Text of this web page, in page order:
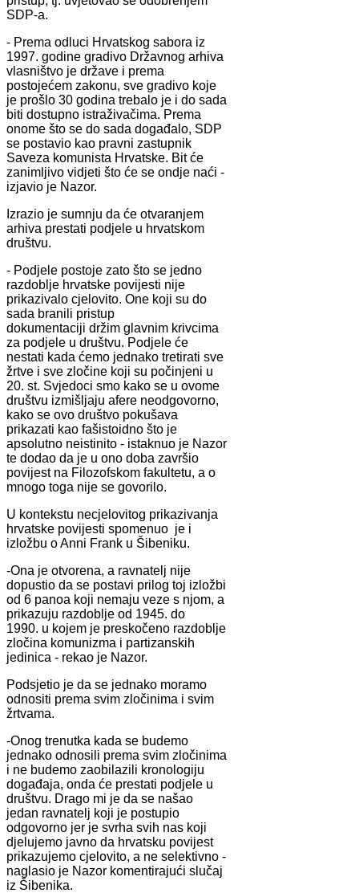
SDP-a.
- Prema odluci Hrvatskog sabora iz
1997. godine gradivo Državnog arhiva
vlasništvo je države i prema
postojećem zakonu, sve gradivo koje
je prošlo 30 godina trebalo je i do sada
biti dostupno istraživačima. Prema
onome što se do sada događalo, SDP
se postavio kao pravni zastupnik
Saveza komunista Hrvatske. Bit će
zanimljivo vidjeti što će se ondje naći -
izjavio je Nazor.
Izrazio je sumnju da će otvaranjem
arhiva prestati podjele u hrvatskom
društvu.
- Podjele postoje zato što se jedno
razdoblje hrvatske povijesti nije
prikazivalo cjelovito. One koji su do
sada branili pristup
dokumentaciji držim glavnim krivcima
za podjele u društvu. Podjele će
nestati kada ćemo jednako tretirati sve
žrtve i sve zločine koji su počinjeni u
20. st. Svjedoci smo kako se u ovome
društvu izmišljaju afere neodgovorno,
kako se ovo društvo pokušava
prikazati kao fašistoidno što je
apsolutno neistinito - istaknuo je Nazor
te dodao da je u ono doba završio
povijest na Filozofskom fakultetu, a o
mnogo toga nije se govorilo.
U kontekstu necjelovitog prikazivanja
hrvatske povijesti spomenuo je i
izložbu o Anni Frank u Šibeniku.
-Ona je otvorena, a ravnatelj nije
dopustio da se postavi prilog toj izložbi
od 6 panoa koji nemaju veze s njom, a
prikazuju razdoblje od 1945. do
1990. u kojem je preskočeno razdoblje
zločina komunizma i partizanskih
jedinica - rekao je Nazor.
Podsjetio je da se jednako moramo
odnositi prema svim zločinima i svim
žrtvama.
-Onog trenutka kada se budemo
jednako odnosili prema svim zločinima
i ne budemo zaobilazili kronologiju
događaja, onda će prestati podjele u
društvu. Drago mi je da se našao
jedan ravnatelj koji je postupio
odgovorno jer je svrha svih nas koji
djelujemo javno da hrvatsku povijest
prikazujemo cjelovito, a ne selektivno -
naglasio je Nazor komentirajući slučaj
iz Šibenika.